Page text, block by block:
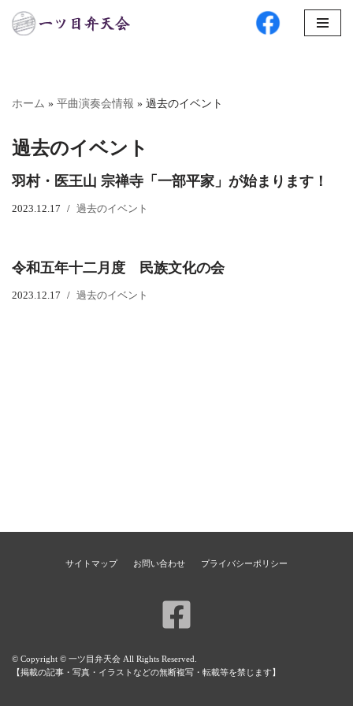
ン
へ
キ
ホーム » 平曲演奏会情報 » 過去のイベント
過去のイベント
羽村・医王山 宗禅寺「一部平家」が始まります！
2023.12.17 過去のイベント
令和五年十二月度 民族文化の会
2023.12.17 過去のイベント
サイトマップ お問い合わせ プライバシーポリシー
© Copyright © 一ツ目弁天会 All Rights Reserved.
【掲載の記事・写真・イラストなどの無断複写・転載等を禁じます】